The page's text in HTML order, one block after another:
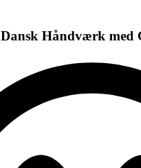
Dansk Håndværk med